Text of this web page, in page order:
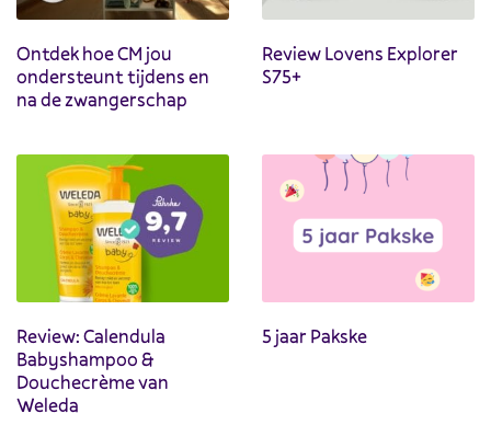
Ontdek hoe CM jou
ondersteunt tijdens en
na de zwangerschap
Review Lovens Explorer
S75+
Review: Calendula
Babyshampoo &
Douchecrème van
Weleda
5 jaar Pakske